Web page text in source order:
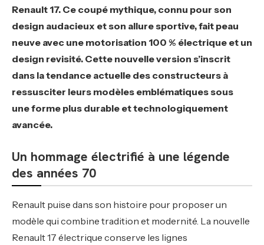
Renault 17. Ce coupé mythique, connu pour son
design audacieux et son allure sportive, fait peau
neuve avec une motorisation 100 % électrique et un
design revisité. Cette nouvelle version s’inscrit
dans la tendance actuelle des constructeurs à
ressusciter leurs modèles emblématiques sous
une forme plus durable et technologiquement
avancée.
Un hommage électrifié à une légende
des années 70
Renault puise dans son histoire pour proposer un
modèle qui combine tradition et modernité. La nouvelle
Renault 17 électrique conserve les lignes